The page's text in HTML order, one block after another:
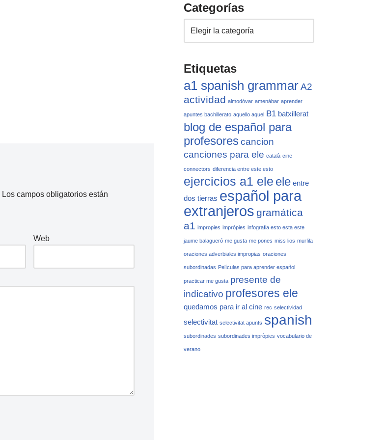
Los campos obligatorios están
Web
Categorías
Etiquetas
a1 spanish grammarA2
actividad almodóvar amenábar aprender
apuntes bachillerato aquello aquel B1 batxillerat
blog de español para
profesores cancion
canciones para ele català cine
connectors diferencia entre este esto
ejercicios a1 ele ele entre
dos tierras español para
extranjeros gramática
a1 impropies impròpies infografia esto esta este
jaume balagueró me gusta me pones miss lios murfila
oraciones adverbiales impropias oraciones
subordinadas Películas para aprender español
practicar me gusta presente de
indicativo profesores ele
quedamos para ir al cine rec selectividad
selectivitat selectivitat apunts spanish
subordinades subordinades impròpies vocabulario de
verano